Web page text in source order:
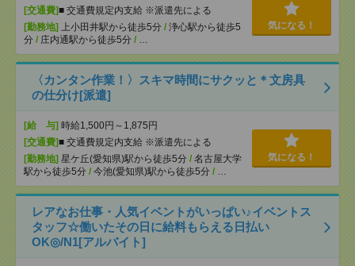
[交通費]■ 交通費規定内支給 ※派遣先による
[勤務地] 上小田井駅から徒歩5分 / 浄心駅から徒歩5
分 / 庄内通駅から徒歩5分 / …
気になる！
〈カンタン作業！〉スキマ時間にサクッと＊文房具
の仕分け[派遣]
[給 与] 時給1,500円～1,875円
[交通費]■ 交通費規定内支給 ※派遣先による
[勤務地] 星ケ丘(愛知県)駅から徒歩5分 / 名古屋大学
駅から徒歩5分 / 今池(愛知県)駅から徒歩5分 / …
気になる！
レアなお仕事・人気イベントがいっぱい♪イベントス
タッフ☆働いたその日に給料もらえる日払い
OK◎/N1[アルバイト]